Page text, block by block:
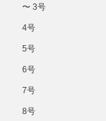
〜 3号
4号
5号
6号
7号
8号